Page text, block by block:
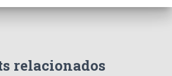
relacionados